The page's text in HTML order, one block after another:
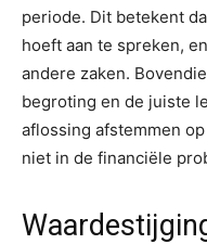
periode. Dit betekent
hoeft aan te spreken,
andere zaken.
begroting en de juiste
aflossing afstemmen
niet in de financiële